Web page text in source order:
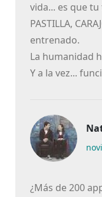
vida... es que
PASTILLA,
entrenado.
La humanidad
Y a la vez...
¿Más de 200